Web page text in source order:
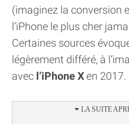
(imaginez la conversion
l’iPhone le plus cher
Certaines sources
légèrement différé, à
avec l’iPhone Xen 2017.